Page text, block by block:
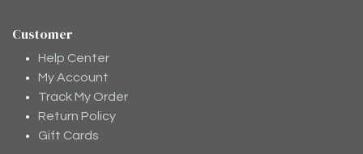
Customer
Help Center
My Account
Track My Order
Return Policy
Gift Cards